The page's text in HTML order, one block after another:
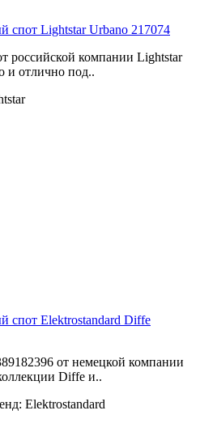
спот Lightstar Urbano 217074
российской компании Lightstar
и отлично под..
спот Elektrostandard Diffe
от немецкой компании
Diffe и..
Elektrostandard